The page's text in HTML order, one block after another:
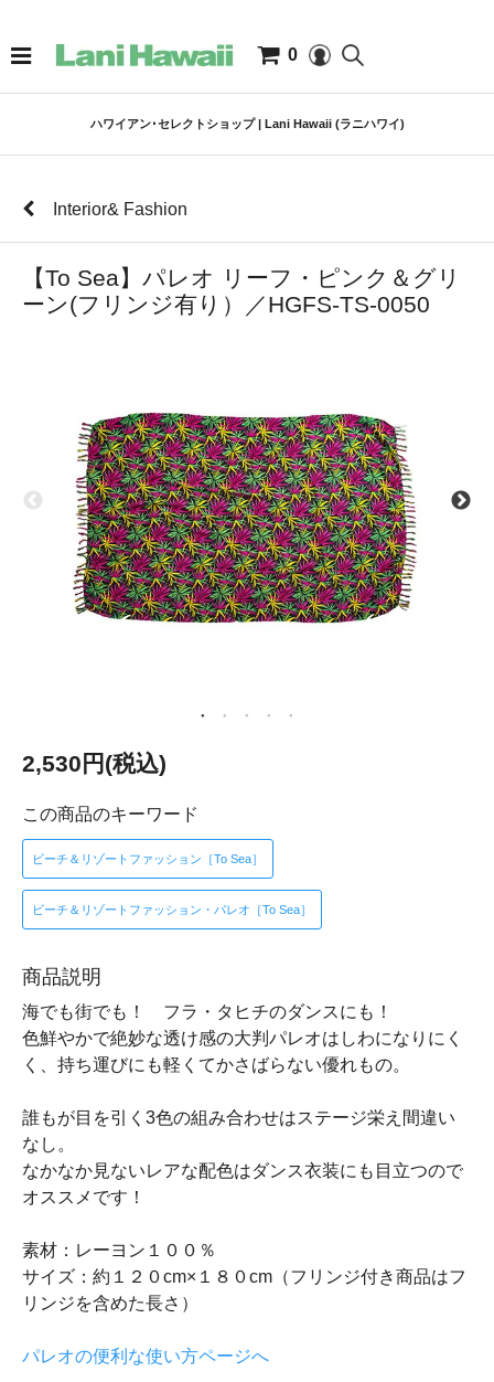
0
ハワイアン･セレクトショップ | Lani Hawaii (ラニハワイ)
Interior& Fashion
【To Sea】パレオ リーフ・ピンク＆グリ
ーン(フリンジ有り）／HGFS-TS-0050
2,530円(税込)
この商品のキーワード
ビーチ＆リゾートファッション［To Sea］
ビーチ＆リゾートファッション・パレオ［To Sea］
商品説明
海でも街でも！ フラ・タヒチのダンスにも！
色鮮やかで絶妙な透け感の大判パレオはしわになりにく
く、持ち運びにも軽くてかさばらない優れもの。
誰もが目を引く3色の組み合わせはステージ栄え間違い
なし。
なかなか見ないレアな配色はダンス衣装にも目立つので
オススメです！
素材：レーヨン１００％
サイズ：約１２０cm×１８０cm（フリンジ付き商品はフ
リンジを含めた長さ）
パレオの便利な使い方ページへ